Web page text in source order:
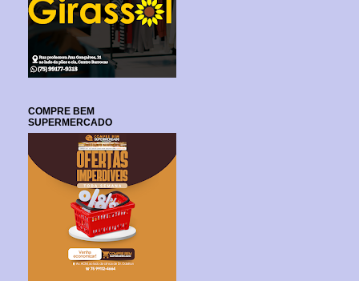
COMPRE BEM
SUPERMERCADO